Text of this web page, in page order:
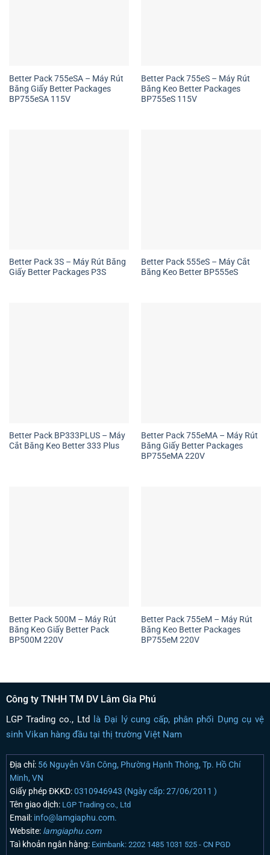
Better Pack 755eSA – Máy Rút
Băng Giấy Better Packages
BP755eSA 115V
Better Pack 755eS – Máy Rút
Băng Keo Better Packages
BP755eS 115V
Better Pack 3S – Máy Rút Băng
Giấy Better Packages P3S
Better Pack 555eS – Máy Cắt
Băng Keo Better BP555eS
Better Pack BP333PLUS – Máy
Cắt Băng Keo Better 333 Plus
Better Pack 755eMA – Máy Rút
Băng Giấy Better Packages
BP755eMA 220V
Better Pack 500M – Máy Rút
Băng Keo Giấy Better Pack
BP500M 220V
Better Pack 755eM – Máy Rút
Băng Keo Better Packages
BP755eM 220V
Công ty TNHH TM DV Lâm Gia Phú
LGP Trading co., Ltd là Đại lý cung cấp, phân phối Dụng cụ vệ
sinh Vikan hàng đầu tại thị trường Việt Nam
Địa chỉ:56 Nguyễn Văn Công, Phường Hạnh Thông, Tp. Hồ Chí
Minh, VN
Giấy phép ĐKKD:0310946943 (Ngày cấp: 27/06/2011 )
Tên giao dịch: LGP Trading co., Ltd
Email:info@lamgiaphu.com.
Website:lamgiaphu.com
Taì khoản ngân hàng: Eximbank: 2202 1485 1031 525 - CN PGD